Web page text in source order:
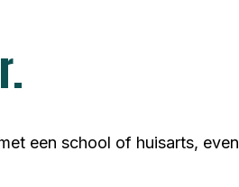
een school of huisarts, even